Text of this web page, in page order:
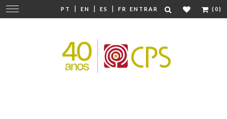
PT | EN | ES | FR ENTRAR (0)
Mudar
navegação